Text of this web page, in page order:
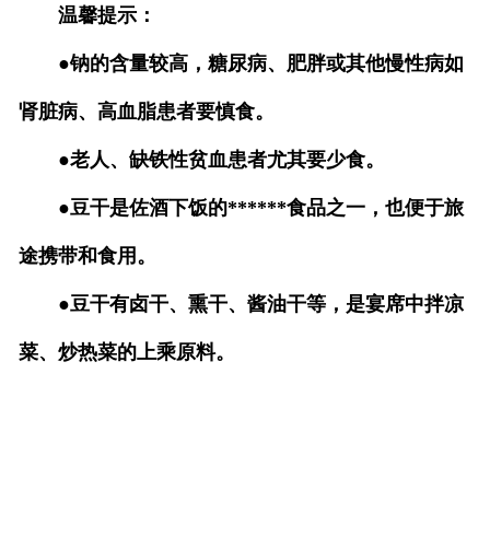
温馨提示：
●钠的含量较高，糖尿病、肥胖或其他慢性病如
肾脏病、高血脂患者要慎食。
●老人、缺铁性贫血患者尤其要少食。
●豆干是佐酒下饭的******食品之一，也便于旅
途携带和食用。
●豆干有卤干、熏干、酱油干等，是宴席中拌凉
菜、炒热菜的上乘原料。